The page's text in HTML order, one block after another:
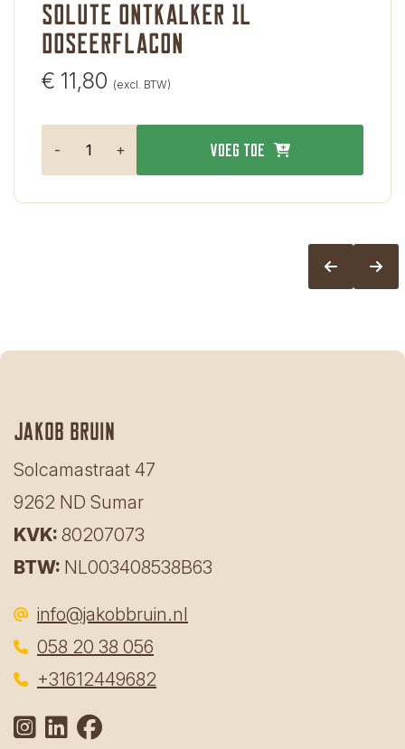
Solute ontkalker 1L
doseerflacon
€ 11,80 (excl. BTW)
- + Voeg toe
Jakob bruin
Solcamastraat 47
9262 ND Sumar
KVK: 80207073
BTW: NL003408538B63
info@jakobbruin.nl
058 20 38 056
+31612449682